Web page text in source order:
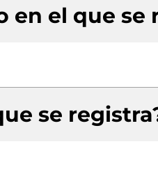
en el que se
se